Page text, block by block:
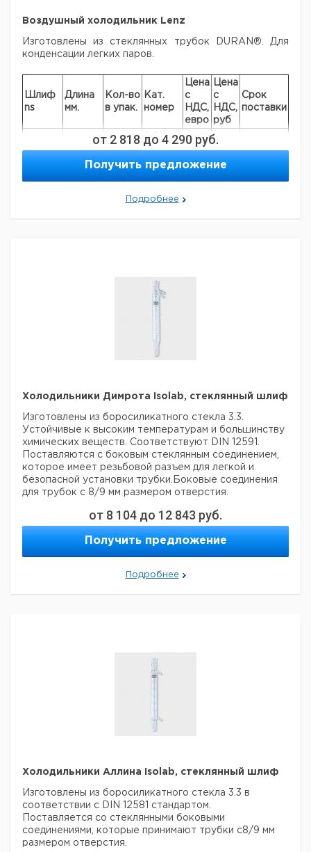
Воздушный холодильник Lenz
Изготовлены из стеклянных трубок DURAN®. Для
конденсации легких паров.
Шлиф
ns
Длина
мм.
Кол-во
в упак.
Кат.
номер
Цена
с
НДС,
евро
Цена
с
НДС,
руб
Срок
поставки
9.012
470
1000 1
9.012
от 2 818 до 4 290 руб.
Получить предложение
Подробнее
Холодильники Димрота Isolab, стеклянный шлиф
Изготовлены из боросиликатного стекла 3.3.
Устойчивые к высоким температурам и большинству
химических веществ. Соответствуют DIN 12591.
Поставляются с боковым стеклянным соединением,
которое имеет резьбовой разъем для легкой и
безопасной установки трубки.Боковые соединения
для трубок с 8/9 мм размером отверстия.
Длина
Шлиф Шлиф
NS
Кол-
во в
Кат.
номер
Цена
с
НДС,
евро
с
руб
Срок
14/23 1
9012525
от 8 104 до 12 843 руб.
Получить предложение
Подробнее
Холодильники Аллина Isolab, стеклянный шлиф
Изготовлены из боросиликатного стекла 3.3 в
соответствии с DIN 12581 стандартом.
Поставляется со стеклянными боковыми
соединениями, которые принимают трубки с8/9 мм
размером отверстия.